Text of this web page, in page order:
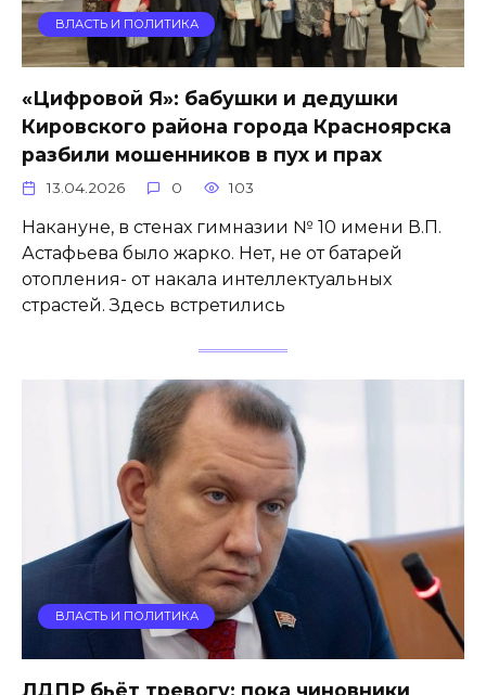
ВЛАСТЬ И ПОЛИТИКА
«Цифровой Я»: бабушки и дедушки
Кировского района города Красноярска
разбили мошенников в пух и прах
13.04.2026 0 103
Накануне, в стенах гимназии № 10 имени В.П.
Астафьева было жарко. Нет, не от батарей
отопления- от накала интеллектуальных
страстей. Здесь встретились
ВЛАСТЬ И ПОЛИТИКА
ЛДПР бьёт тревогу: пока чиновники